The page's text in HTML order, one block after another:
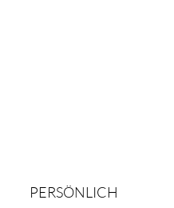
PERSÖNLICH